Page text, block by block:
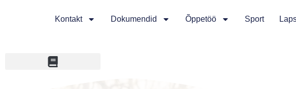
Kontakt Dokumendid Õppetöö Sport